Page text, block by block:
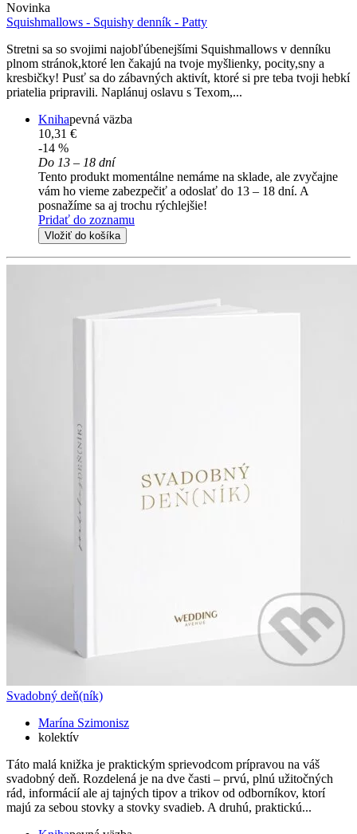
Novinka
Squishmallows - Squishy denník - Patty
Stretni sa so svojimi najobľúbenejšími Squishmallows v denníku
plnom stránok,ktoré len čakajú na tvoje myšlienky, pocity,sny a
kresbičky! Pusť sa do zábavných aktivít, ktoré si pre teba tvoji hebkí
priatelia pripravili. Naplánuj oslavu s Texom,...
Knihapevná väzba
10,31 €
-14 %
Do 13 – 18 dní
Tento produkt momentálne nemáme na sklade, ale zvyčajne
vám ho vieme zabezpečiť a odoslať do 13 – 18 dní. A
posnažíme sa aj trochu rýchlejšie!
Pridať do zoznamu
Vložiť do košíka
Svadobný deň(ník)
Marína Szimonisz
kolektív
Táto malá knižka je praktickým sprievodcom prípravou na váš
svadobný deň. Rozdelená je na dve časti – prvú, plnú užitočných
rád, informácií ale aj tajných tipov a trikov od odborníkov, ktorí
majú za sebou stovky a stovky svadieb. A druhú, praktickú...